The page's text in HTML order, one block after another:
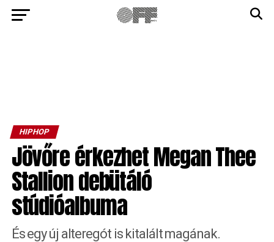
HIPHOP
Jövőre érkezhet Megan Thee
Stallion debütáló
stúdióalbuma
És egy új alteregót is kitalált magának.